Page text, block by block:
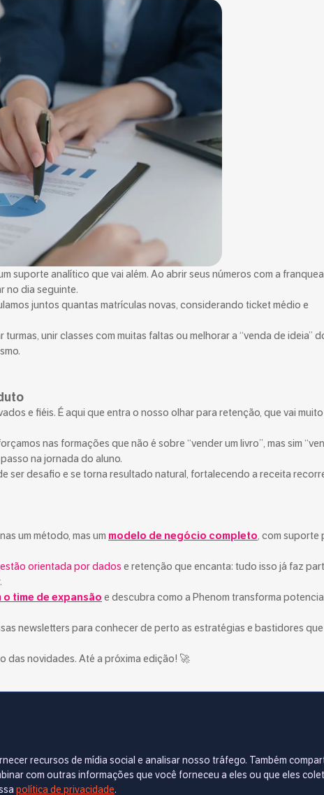
recursos de mídia social e analisar nosso tráfego. Também
com outras informações que você forneceu a eles ou que eles
política de privacidade.
suporte analítico que vai além. Ao abrir seus números com a
no dia seguinte.
juntos quantas matrículas novas, considerando ticket médio e
unir classes com muitas faltas ou melhorar a “venda de ideia”
e fiéis. É aqui que entra o nosso olhar para retenção, que vai muito
nas formações que não é sobre “vender um livro”, mas sim
na jornada do aluno.
ser desafio e se torna resultado natural, fortalecendo a receita
um método, mas um modelo de negócio completo , com suporte
orientada por dados e retenção que encanta: tudo isso já faz
o time de expansão e descubra como a Phenom transforma
newsletters para conhecer de perto as estratégias e bastidores que
das novidades. Até a próxima edição! 🚀
do KNN Group com mais de 1 ano de dedicação
e negócios, por meio da criação de conteúdo estratégico